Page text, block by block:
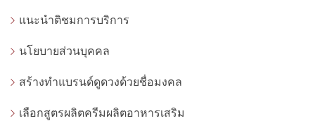
แนะนำติชมการบริการ
นโยบายส่วนบุคคล
สร้างทำแบรนด์ดูดวงด้วยชื่อมงคล
เลือกสูตรผลิตครีมผลิตอาหารเสริม